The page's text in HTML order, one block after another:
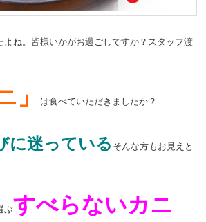
ね。皆様いかがお過ごしですか？スタッフ渡
」 は食べていただきましたか？
に迷っている そんな方もお見えと
ぶすべらないカニ